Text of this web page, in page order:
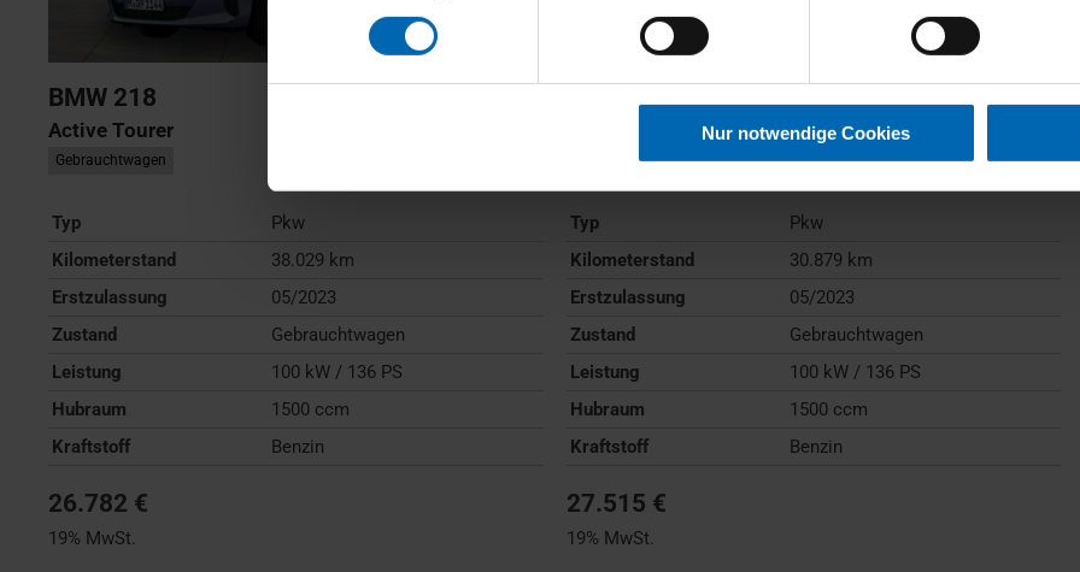
Nur notwendige Cookies
BMW 218
Active Tourer
Gebrauchtwagen
Typ
Pkw
Kilometerstand
38.029 km
Erstzulassung
05/2023
Zustand
Gebrauchtwagen
Leistung
100 kW / 136 PS
Hubraum
1500 ccm
Kraftstoff
Benzin
26.782 €
19% MwSt.
218
Gebrauchtwagen
Typ
Pkw
Kilometerstand
30.879 km
Erstzulassung
05/2023
Zustand
Gebrauchtwagen
Leistung
100 kW / 136 PS
Hubraum
1500 ccm
Kraftstoff
Benzin
27.515 €
19% MwSt.